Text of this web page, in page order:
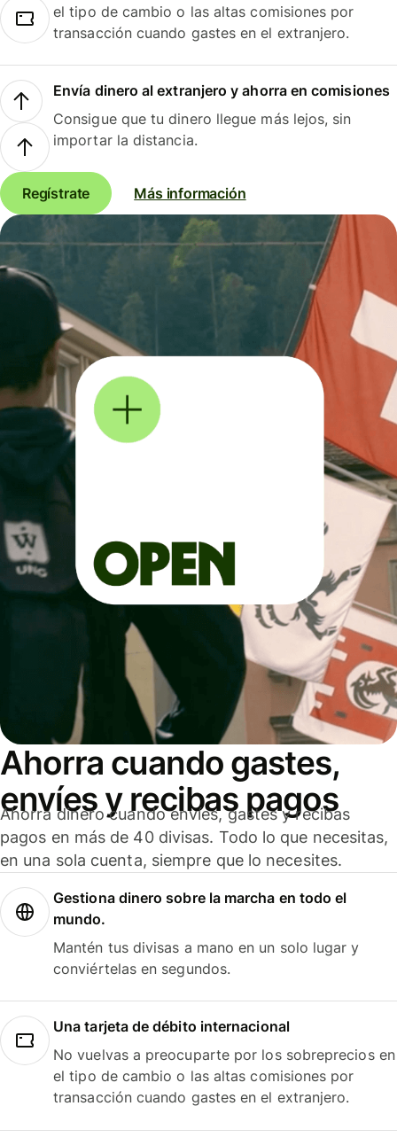
el tipo de cambio o las altas comisiones por
transacción cuando gastes en el extranjero.
Envía dinero al extranjero y ahorra en comisiones
Consigue que tu dinero llegue más lejos, sin
importar la distancia.
Regístrate Más información
Ahorra cuando gastes,
envíes y recibas pagos
Ahorra dinero cuando envíes, gastes y recibas
pagos en más de 40 divisas. Todo lo que necesitas,
en una sola cuenta, siempre que lo necesites.
Gestiona dinero sobre la marcha en todo el
mundo.
Mantén tus divisas a mano en un solo lugar y
conviértelas en segundos.
Una tarjeta de débito internacional
No vuelvas a preocuparte por los sobreprecios en
el tipo de cambio o las altas comisiones por
transacción cuando gastes en el extranjero.